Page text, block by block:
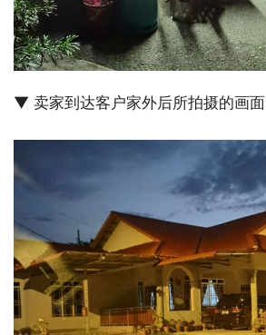
▼ 卖家到达客户家外后所拍摄的画面